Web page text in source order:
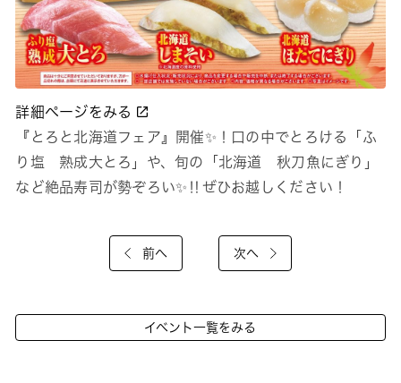
詳細ページをみる
『とろと北海道フェア』開催✨！口の中でとろける「ふ
り塩 熟成大とろ」や、旬の「北海道 秋刀魚にぎり」
など絶品寿司が勢ぞろい✨‼ぜひお越しください！
前へ 次へ
イベント一覧をみる